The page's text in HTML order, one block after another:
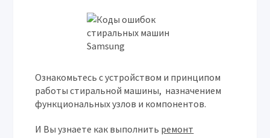
Ознакомьтесь сустройством и принципом
работы стиральной машины, назначением
функциональных узлов и компонентов.
И Вы узнаете как выполнить ремонт